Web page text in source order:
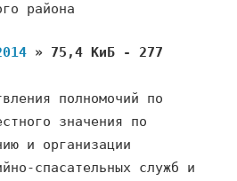
района
» 75,4 КиБ - 277
полномочий по
значения по
и организации
спасательных служб и